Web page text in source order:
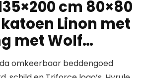
cm 80×80
katoen Linon met
met Wolf…
omkeerbaar beddengoed